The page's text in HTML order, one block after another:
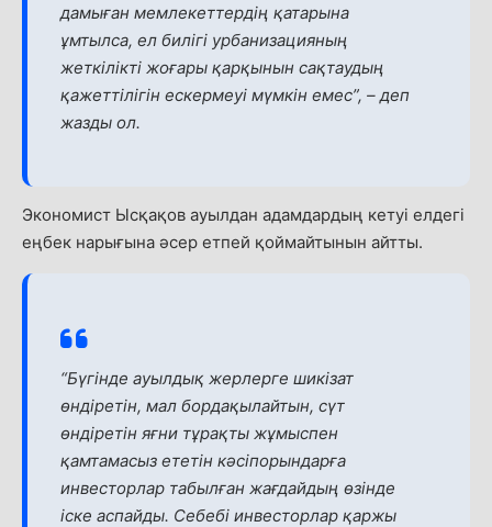
дамыған мемлекеттердің қатарына
ұмтылса, ел билігі урбанизацияның
жеткілікті жоғары қарқынын сақтаудың
қажеттілігін ескермеуі мүмкін емес”, –деп
жазды ол.
Экономист Ысқақов ауылдан адамдардың кетуі елдегі
еңбек нарығына әсер етпей қоймайтынын айтты.
“Бүгінде ауылдық жерлерге шикізат
өндіретін, мал бордақылайтын, сүт
өндіретін яғни тұрақты жұмыспен
қамтамасыз ететін кәсіпорындарға
инвесторлар табылған жағдайдың өзінде
іске аспайды. Себебі инвесторлар қаржы